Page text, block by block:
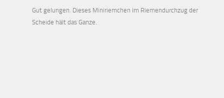
Gut gelungen. Dieses Miniriemchen im Riemendurchzug der
Scheide hält das Ganze.